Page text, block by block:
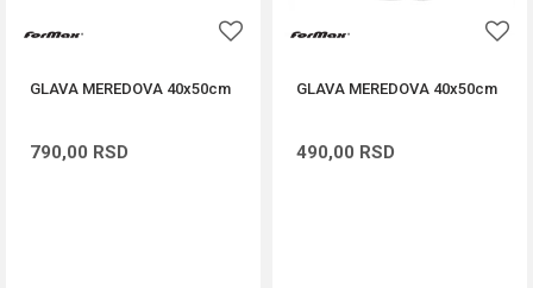
GLAVA MEREDOVA 40x50cm
790,00 RSD
GLAVA MEREDOVA 40x50cm
490,00 RSD